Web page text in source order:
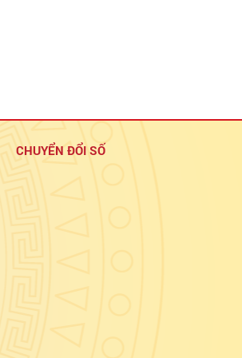
CHUYỂN ĐỔI SỐ